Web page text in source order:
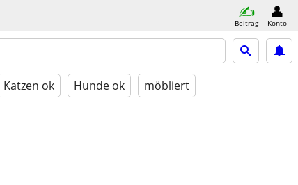
Beitrag Konto
Katzen ok Hunde ok möbliert